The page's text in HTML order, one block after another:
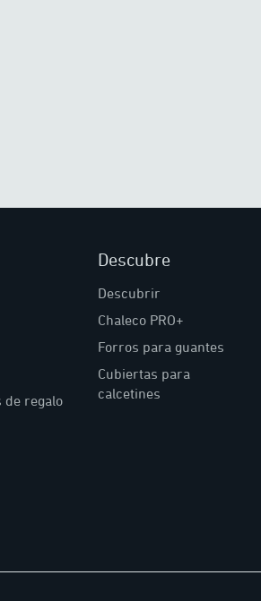
de regalo
Descubre
Descubrir
Chaleco PRO+
Forros para guantes
Cubiertas para
calcetines